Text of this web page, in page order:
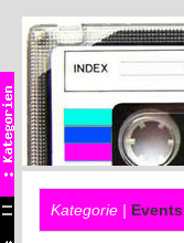
Kategorie | Events